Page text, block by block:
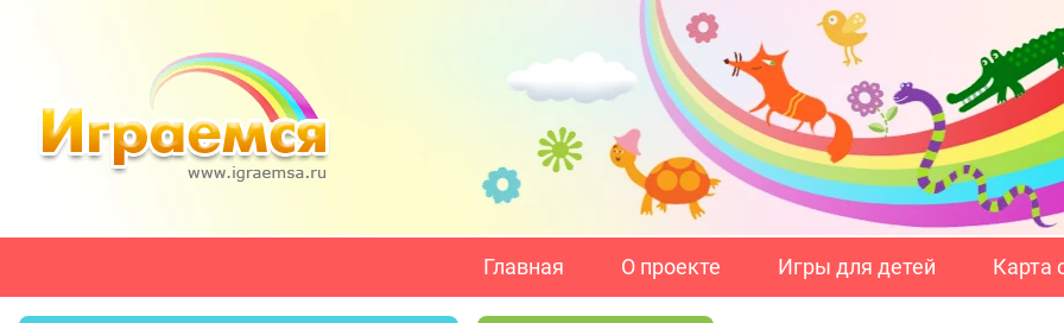
Главная О проекте Игры для детей Карта